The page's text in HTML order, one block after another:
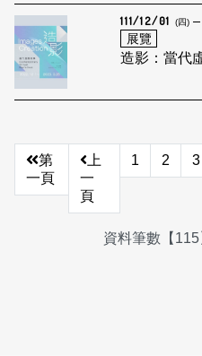
111/12/01 (四)
展覽
造影：當代
第
一頁
上
一
頁
1 2 3
資料筆數【115